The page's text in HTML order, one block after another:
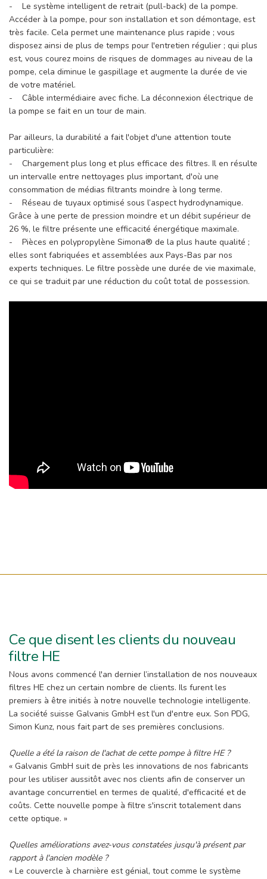
- Le système intelligent de retrait (pull-back) de la pompe.
Accéder à la pompe, pour son installation et son démontage, est
très facile. Cela permet une maintenance plus rapide ; vous
disposez ainsi de plus de temps pour l'entretien régulier ; qui plus
est, vous courez moins de risques de dommages au niveau de la
pompe, cela diminue le gaspillage et augmente la durée de vie
de votre matériel.
- Câble intermédiaire avec fiche. La déconnexion électrique de
la pompe se fait en un tour de main.
Par ailleurs, la durabilité a fait l'objet d'une attention toute
particulière:
- Chargement plus long et plus efficace des filtres. Il en résulte
un intervalle entre nettoyages plus important, d'où une
consommation de médias filtrants moindre à long terme.
- Réseau de tuyaux optimisé sous l’aspect hydrodynamique.
Grâce à une perte de pression moindre et un débit supérieur de
26 %, le filtre présente une efficacité énergétique maximale.
- Pièces en polypropylène Simona® de la plus haute qualité ;
elles sont fabriquées et assemblées aux Pays-Bas par nos
experts techniques. Le filtre possède une durée de vie maximale,
ce qui se traduit par une réduction du coût total de possession.
Ce que disent les clients du nouveau
filtre HE
Nous avons commencé l'an dernier l’installation de nos nouveaux
filtres HE chez un certain nombre de clients. Ils furent les
premiers à être initiés à notre nouvelle technologie intelligente.
La société suisse Galvanis GmbH est l'un d'entre eux. Son PDG,
Simon Kunz, nous fait part de ses premières conclusions.
Quelle a été la raison de l'achat de cette pompe à filtre HE ?
« Galvanis GmbH suit de près les innovations de nos fabricants
pour les utiliser aussitôt avec nos clients afin de conserver un
avantage concurrentiel en termes de qualité, d'efficacité et de
coûts. Cette nouvelle pompe à filtre s'inscrit totalement dans
cette optique. »
Quelles améliorations avez-vous constatées jusqu'à présent par
rapport à l'ancien modèle ?
« Le couvercle à charnière est génial, tout comme le système